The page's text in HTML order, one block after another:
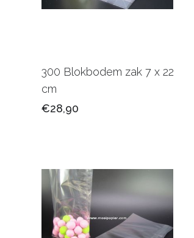
300 Blokbodem zak 7 x 22
cm
€28,90